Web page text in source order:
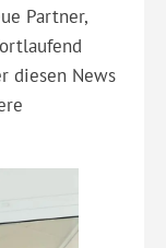
Partner,
diesen News